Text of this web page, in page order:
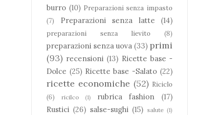
burro (10) Preparazioni senza impasto
(7)
Preparazioni senza latte (14)
preparazioni senza lievito (8)
preparazioni senza uova (33) primi
(93) recensioni (13) Ricette base -
Dolce (25) Ricette base -Salato (22)
ricette economiche (52) Riciclo
(6)
ricilco (1) rubrica fashion
(17)
Rustici (26) salse-sughi (15) salute (1)